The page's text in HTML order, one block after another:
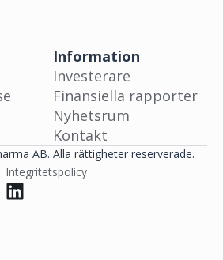
Information
Investerare
Finansiella rapporter
Nyhetsrum
Kontakt
AB. Alla rättigheter reserverade.
Integritetspolicy